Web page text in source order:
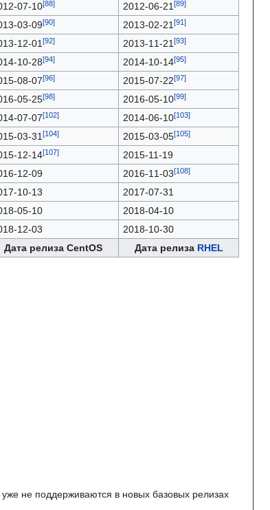
07-10
2012-06-21
03-09
2013-02-21
12-01
2013-11-21
10-28
2014-10-14
08-07
2015-07-22
05-25
2016-05-10
07-07
2014-06-10
03-31
2015-03-05
12-14
2015-11-19
12-09
2016-11-03
10-13
2017-07-31
05-10
2018-04-10
12-03
2018-10-30
Дата релиза CentOS Дата релиза RHEL
уже не поддерживаются в новых базовых релизах